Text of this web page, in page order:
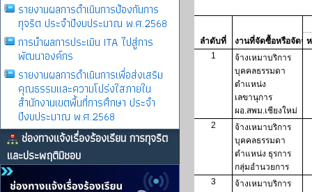
รายงานผลการดําเนินการป้องกันการ
ทุจริต ประจําปีงบประมาณ พ.ศ.2568
การนำผลการประเมิน ITA ไปสู่การ
พัฒนาองค์กร
รายงานผลการดําเนินการเพื่อส่งเสริม
คุณธรรมและความโปร่งใสภายใน
สำนักงานเขตพื้นที่การศึกษา ประจำ
ปีงบประมาณ พ.ศ.2568
ช่องทางแจ้งเรื่องร้องเรียน การทุจริต
และประพฤติมิชอบ